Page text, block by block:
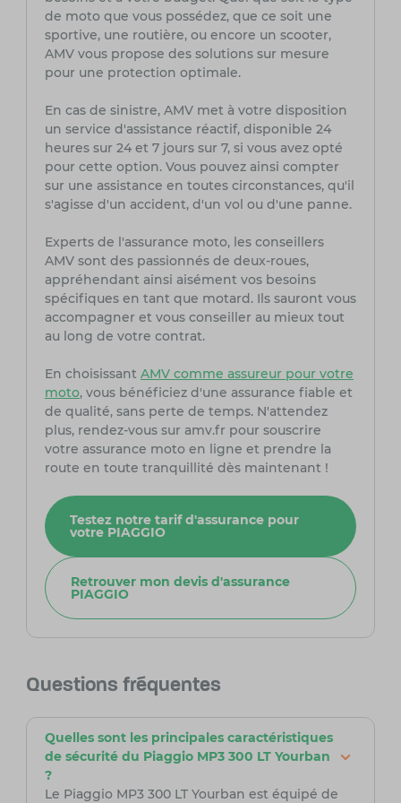
de moto que vous possédez, que ce soit une
sportive, une routière, ou encore un scooter,
AMV vous propose des solutions sur mesure
pour une protection optimale.
En cas de sinistre, AMV met à votre disposition
un service d'assistance réactif, disponible 24
heures sur 24 et 7 jours sur 7, si vous avez opté
pour cette option. Vous pouvez ainsi compter
sur une assistance en toutes circonstances, qu'il
s'agisse d'un accident, d'un vol ou d'une panne.
Experts de l'assurance moto, les conseillers
AMV sont des passionnés de deux-roues,
appréhendant ainsi aisément vos besoins
spécifiques en tant que motard. Ils sauront vous
accompagner et vous conseiller au mieux tout
au long de votre contrat.
En choisissant AMV comme assureur pour votre
moto, vous bénéficiez d'une assurance fiable et
de qualité, sans perte de temps. N'attendez
plus, rendez-vous sur amv.fr pour souscrire
votre assurance moto en ligne et prendre la
route en toute tranquillité dès maintenant !
Testez notre tarif d'assurance pour
votre PIAGGIO
Retrouver mon devis d'assurance
PIAGGIO
Questions fréquentes
Quelles sont les principales caractéristiques
de sécurité du Piaggio MP3 300 LT Yourban
?
Le Piaggio MP3 300 LT Yourban est équipé de